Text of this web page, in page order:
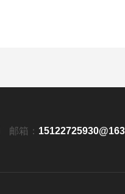
邮箱：